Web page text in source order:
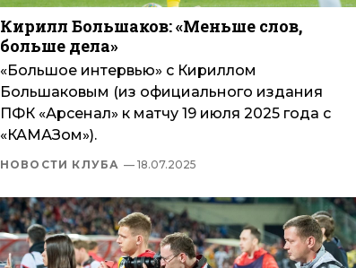
Кирилл Большаков: «Меньше слов,
больше дела»
«Большое интервью» с Кириллом
Большаковым (из официального издания
ПФК «Арсенал» к матчу 19 июля 2025 года с
«КАМАЗом»).
НОВОСТИ КЛУБА — 18.07.2025